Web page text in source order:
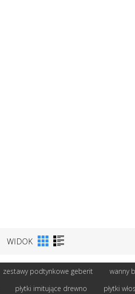
WIDOK
zestawy podtynkowe geberit wanny
płytki imitujące drewno płytki